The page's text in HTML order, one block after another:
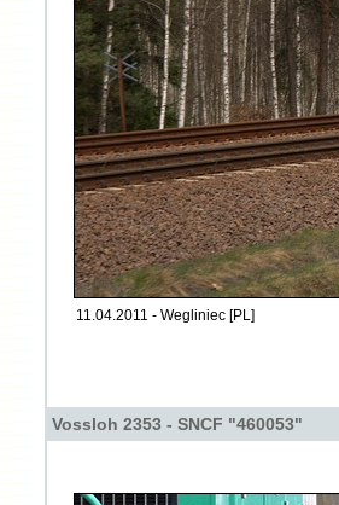
11.04.2011 - Wegliniec [PL]
Vossloh 2353 - SNCF "460053"